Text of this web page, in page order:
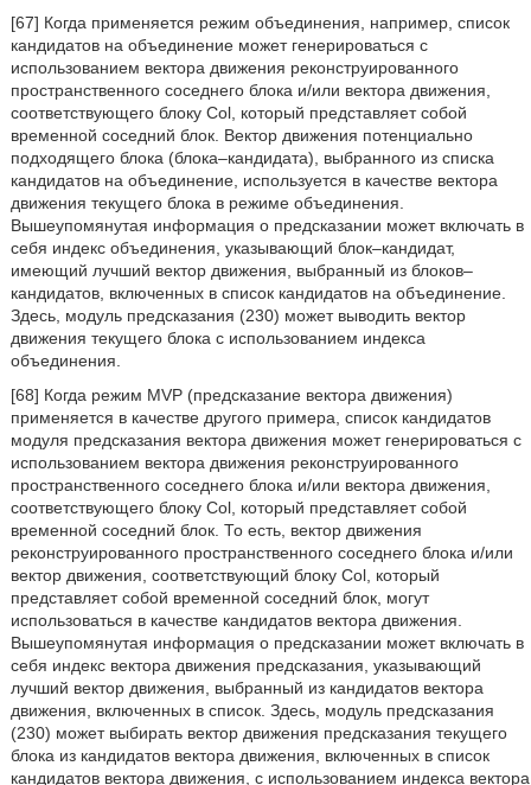
[67] Когда применяется режим объединения, например, список
кандидатов на объединение может генерироваться с
использованием вектора движения реконструированного
пространственного соседнего блока и/или вектора движения,
соответствующего блоку Col, который представляет собой
временной соседний блок. Вектор движения потенциально
подходящего блока (блока–кандидата), выбранного из списка
кандидатов на объединение, используется в качестве вектора
движения текущего блока в режиме объединения.
Вышеупомянутая информация о предсказании может включать в
себя индекс объединения, указывающий блок–кандидат,
имеющий лучший вектор движения, выбранный из блоков–
кандидатов, включенных в список кандидатов на объединение.
Здесь, модуль предсказания (230) может выводить вектор
движения текущего блока с использованием индекса
объединения.
[68] Когда режим MVP (предсказание вектора движения)
применяется в качестве другого примера, список кандидатов
модуля предсказания вектора движения может генерироваться с
использованием вектора движения реконструированного
пространственного соседнего блока и/или вектора движения,
соответствующего блоку Col, который представляет собой
временной соседний блок. То есть, вектор движения
реконструированного пространственного соседнего блока и/или
вектор движения, соответствующий блоку Col, который
представляет собой временной соседний блок, могут
использоваться в качестве кандидатов вектора движения.
Вышеупомянутая информация о предсказании может включать в
себя индекс вектора движения предсказания, указывающий
лучший вектор движения, выбранный из кандидатов вектора
движения, включенных в список. Здесь, модуль предсказания
(230) может выбирать вектор движения предсказания текущего
блока из кандидатов вектора движения, включенных в список
кандидатов вектора движения, с использованием индекса вектора